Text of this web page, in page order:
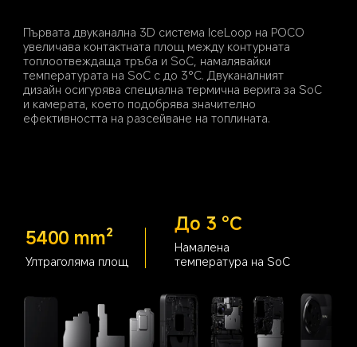
Първата двуканална 3D система IceLoop на POCO
увеличава контактната площ между контурната
топлоотвеждаща тръба и SoC, намалявайки
температурата на SoC с до 3°C. Двуканалният
дизайн осигурява специална термична верига за SoC
и камерата, което подобрява значително
5400 mm²
Ултраголяма площ
До 3 °C
Намалена
температура на SoC